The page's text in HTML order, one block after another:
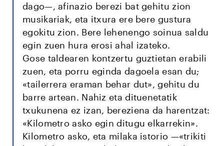
dago—, afinazio berezi bat gehitu zion
musikariak, eta itxura ere bere gustura
egokitu zion. Bere lehenengo soinua saldu
egin zuen hura erosi ahal izateko.
Gose taldearen kontzertu guztietan erabili
zuen, eta porru eginda dagoela esan du;
«tailerrera eraman behar dut», gehitu du
barre artean. Nahiz eta dituenetatik
txukunena ez izan, bereziena da harentzat:
«Kilometro asko egin ditugu elkarrekin».
Kilometro asko, eta milaka istorio —«trikiti